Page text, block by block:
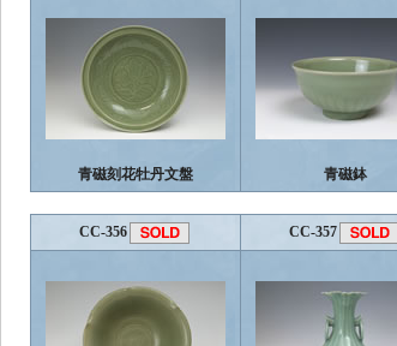
青磁刻花牡丹文盤 青磁鉢
CC-356 CC-357